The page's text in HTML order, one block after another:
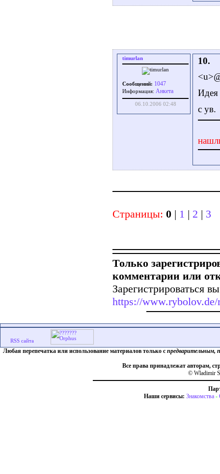
timurlan
Сообщений: 1047
Информация: Aнкета
06.10.2006 02:48
10.
Идея
с ув.
Страницы: 0 | 1 | 2 | 3
Только
комментарии или
Зарегистрироваться
https://www.rybolov.de/
Любая перепечатка или использование материалов только с предварительным,
Все права принадлежат авторам,
© Wladimir
Наши сервисы: Знакомства -